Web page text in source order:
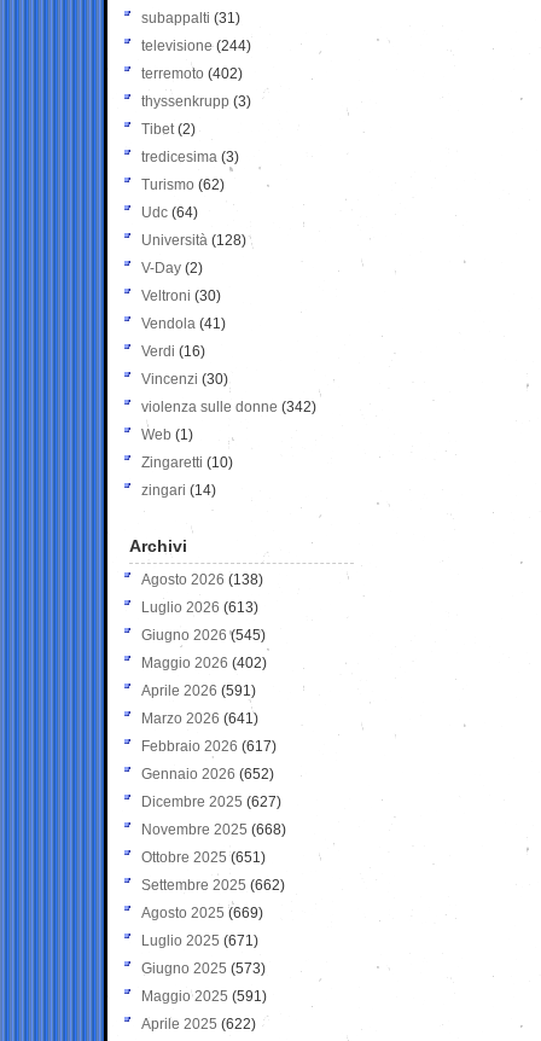
subappalti (31)
televisione(244)
terremoto (402)
thyssenkrupp (3)
Tibet(2)
tredicesima (3)
Turismo (62)
Udc (64)
Università (128)
V-Day (2)
Veltroni (30)
Vendola (41)
Verdi (16)
Vincenzi (30)
violenza sulle donne (342)
Web (1)
Zingaretti (10)
zingari (14)
Archivi
Agosto 2026 (138)
Luglio 2026 (613)
Giugno 2026 (545)
Maggio 2026 (402)
Aprile 2026 (591)
Marzo 2026 (641)
Febbraio 2026 (617)
Gennaio 2026 (652)
Dicembre 2025 (627)
Novembre 2025 (668)
Ottobre 2025 (651)
Settembre 2025 (662)
Agosto 2025 (669)
Luglio 2025 (671)
Giugno 2025 (573)
Maggio 2025 (591)
Aprile 2025 (622)